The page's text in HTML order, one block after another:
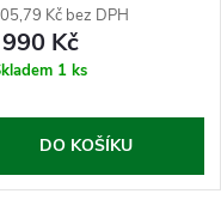
Kč bez DPH
Kč
1 ks
DO KOŠÍKU